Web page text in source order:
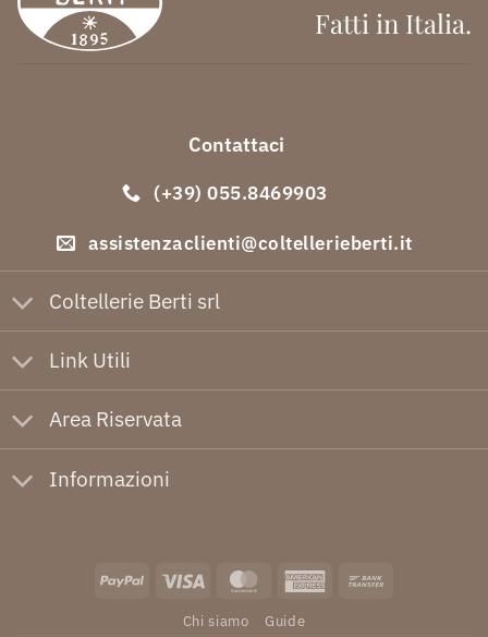
Fatti in Italia.
Contattaci
(+39) 055.8469903
assistenzaclienti@coltellerieberti.it
Coltellerie Berti srl
Link Utili
Area Riservata
Informazioni
PayPal Visa MasterCardAmerican
Chi siamo Guide